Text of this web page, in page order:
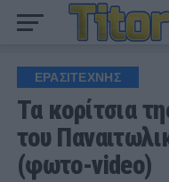
ΕΡΑΣΙΤΕΧΝΗΣ
Τα κορίτσια
του
(φωτο-video)